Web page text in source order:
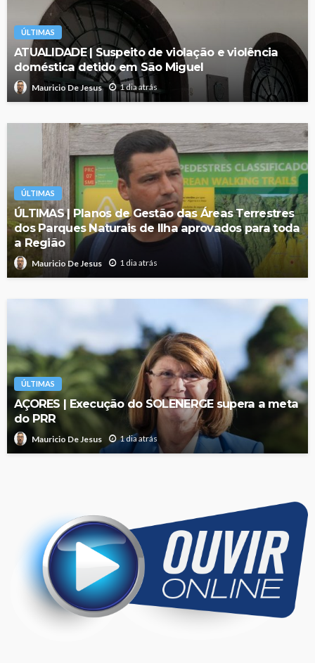
ÚLTIMAS
ATUALIDADE | Suspeito de violação e violência
doméstica detido em São Miguel
Mauricio De Jesus 1 dia atrás
ÚLTIMAS
ÚLTIMAS | Planos de Gestão das Áreas Terrestres
dos Parques Naturais de Ilha aprovados para toda
a Região
Mauricio De Jesus 1 dia atrás
ÚLTIMAS
AÇORES | Execução do SOLENERGE supera a meta
do PRR
Mauricio De Jesus 1 dia atrás